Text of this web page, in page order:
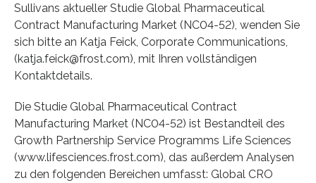
Sullivans aktueller Studie Global Pharmaceutical
Contract Manufacturing Market (NC04-52), wenden Sie
sich bitte an Katja Feick, Corporate Communications,
(katja.feick@frost.com), mit Ihren vollständigen
Kontaktdetails.
Die Studie Global Pharmaceutical Contract
Manufacturing Market (NC04-52) ist Bestandteil des
Growth Partnership Service Programms Life Sciences
(www.lifesciences.frost.com), das außerdem Analysen
zu den folgenden Bereichen umfasst: Global CRO